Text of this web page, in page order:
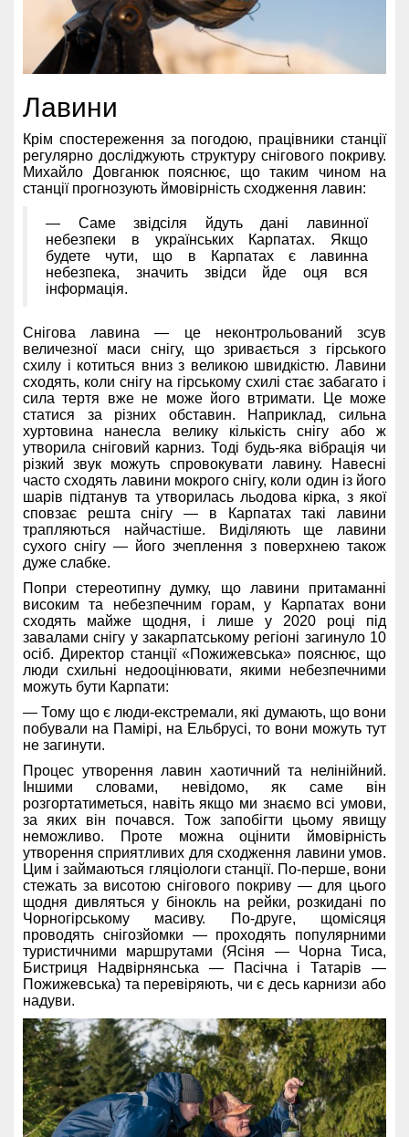
Лавини
Крім спостереження за погодою, працівники станції
регулярно досліджують структуру снігового покриву.
Михайло Довганюк пояснює, що таким чином на
станції прогнозують ймовірність сходження лавин:
— Саме звідсіля йдуть дані лавинної
небезпеки в українських Карпатах. Якщо
будете чути, що в Карпатах є лавинна
небезпека, значить звідси йде оця вся
інформація.
Снігова лавина — це неконтрольований зсув
величезної маси снігу, що зривається з гірського
схилу і котиться вниз з великою швидкістю. Лавини
сходять, коли снігу на гірському схилі стає забагато і
сила тертя вже не може його втримати. Це може
статися за різних обставин. Наприклад, сильна
хуртовина нанесла велику кількість снігу або ж
утворила сніговий карниз. Тоді будь-яка вібрація чи
різкий звук можуть спровокувати лавину. Навесні
часто сходять лавини мокрого снігу, коли один із його
шарів підтанув та утворилась льодова кірка, з якої
сповзає решта снігу — в Карпатах такі лавини
трапляються найчастіше. Виділяють ще лавини
сухого снігу — його зчеплення з поверхнею також
дуже слабке.
Попри стереотипну думку, що лавини притаманні
високим та небезпечним горам, у Карпатах вони
сходять майже щодня, і лише у 2020 році під
завалами снігу у закарпатському регіоні загинуло 10
осіб. Директор станції «Пожижевська» пояснює, що
люди схильні недооцінювати, якими небезпечними
можуть бути Карпати:
— Тому що є люди-екстремали, які думають, що вони
побували на Памірі, на Ельбрусі, то вони можуть тут
не загинути.
Процес утворення лавин хаотичний та нелінійний.
Іншими словами, невідомо, як саме він
розгортатиметься, навіть якщо ми знаємо всі умови,
за яких він почався. Тож запобігти цьому явищу
неможливо. Проте можна оцінити ймовірність
утворення сприятливих для сходження лавини умов.
Цим і займаються гляціологи станції. По-перше, вони
стежать за висотою снігового покриву — для цього
щодня дивляться у бінокль на рейки, розкидані по
Чорногірському масиву. По-друге, щомісяця
проводять снігозйомки — проходять популярними
туристичними маршрутами (Ясіня — Чорна Тиса,
Бистриця Надвірнянська — Пасічна і Татарів —
Пожижевська) та перевіряють, чи є десь карнизи або
надуви.